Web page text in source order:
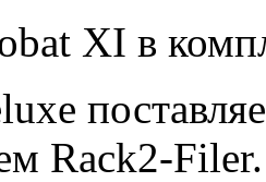
XI в
Rack2-Filer.